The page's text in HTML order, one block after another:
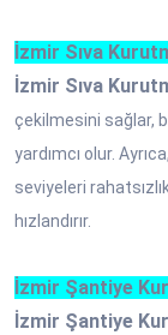
İzmir Sıva
İzmir Sıva
çekilmesini sağlar,
yardımcı olur.
seviyeleri
hızlandırır.
İzmir Şantiye
İzmir Şantiye